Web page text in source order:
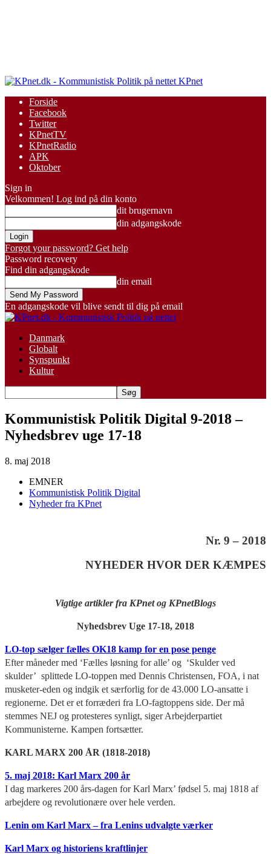
KPnet
Forside
Facebook
Twitter
KPnetTV
KPnetRadio
APK
Oktober
Sign in
Velkommen! Log ind på din konto
dit brugernavn
din adgangskode
Forgot your password? Get help
Password recovery
Find din adgangskode
din email
En adgangskode vil blive sendt til dig på email
Danmark
Globalt
Synspunkt
Kultur
Kommunistisk Politik Digital 9-2018 –
Nyhedsbrev uge 17-18
8. maj 2018
EMNER
Kommunistisk Politik Digital
Nyheder fra KPnet
Nr. 9 – 2018
NYHEDER HVOR DER KÆMPES
Vigtige artikler fra KPnet og KPnetBlogs
Nyhedsbrev Uge 17-18, 2018
LO-top sælger fælles OK18 kamp for en pose penge
Efter måneder med ‘Fælles løsning for alle’ og ‘Skulder ved
skulder’ splittede LO-toppen med Dennis Christensen, FOA, i nat
musketer-eden og indgik et særforlig for de 43.000 LO-ansatte i
regionerne. Det er et forræderi fra LO-fagtoppens side. Der må
stemmes NEJ og protesteres synligt, siger Arbejderpartiet
Kommunisterne. Kampen fortsætter.
KARL MARX 200 ÅR (1818-2018)
5. maj 2018: Karl Marx 200 år
I dag markeres 200 års-dagen for Karl Marx’ fødsel 5. maj 1818 af
arbejdere og revolutionære over hele verden.
Lenin om Karl Marx – fra Lenins udvalgte værker
Karl Marx og historiens kraftlinjer